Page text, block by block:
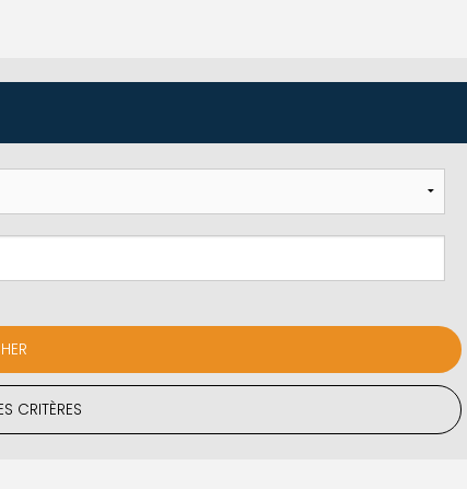
CRITÈRES